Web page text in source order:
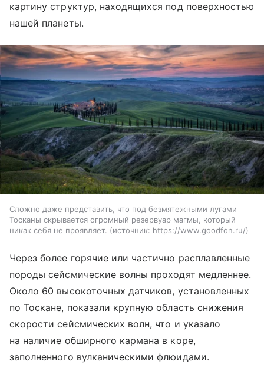
картину структур, находящихся под поверхностью
нашей планеты.
Сложно даже представить, что под безмятежными лугами
Тосканы скрывается огромный резервуар магмы, который
никак себя не проявляет.
источник: https://www.goodfon.ru/
Через более горячие или частично расплавленные
породы сейсмические волны проходят медленнее.
Около 60 высокоточных датчиков, установленных
по Тоскане, показали крупную область снижения
скорости сейсмических волн, что и указало
на наличие обширного кармана в коре,
заполненного вулканическими флюидами.